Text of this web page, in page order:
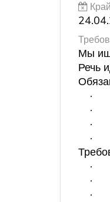
Мы
Речь
·
·
·
·
·
·
·